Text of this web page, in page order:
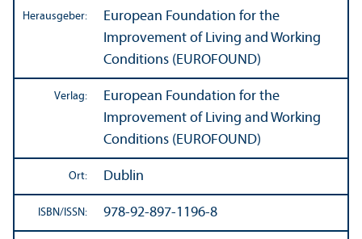
Herausgeber:
European Foundation for the
Improvement of Living and Working
Conditions (EUROFOUND)
Verlag:
European Foundation for the
Improvement of Living and Working
Conditions (EUROFOUND)
Ort: Dublin
ISBN/ ISSN: 978-92-897-1196-8